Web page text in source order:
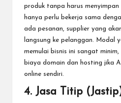
produk tanpa harus
hanya perlu bekerja sama
ada pesanan, supplier yang
langsung ke pelanggan. Modal
memulai bisnis ini sangat
biaya domain dan hosting jika
online sendiri.
4. Jasa Titip